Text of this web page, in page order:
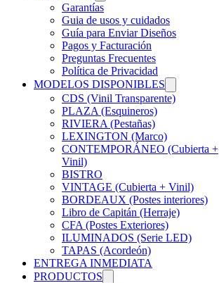
Garantías
Guia de usos y cuidados
Guía para Enviar Diseños
Pagos y Facturación
Preguntas Frecuentes
Política de Privacidad
MODELOS DISPONIBLES
CDS (Vinil Transparente)
PLAZA (Esquineros)
RIVIERA (Pestañas)
LEXINGTON (Marco)
CONTEMPORÁNEO (Cubierta +
Vinil)
BISTRO
VINTAGE (Cubierta + Vinil)
BORDEAUX (Postes interiores)
Libro de Capitán (Herraje)
CFA (Postes Exteriores)
ILUMINADOS (Serie LED)
TAPAS (Acordeón)
ENTREGA INMEDIATA
PRODUCTOS